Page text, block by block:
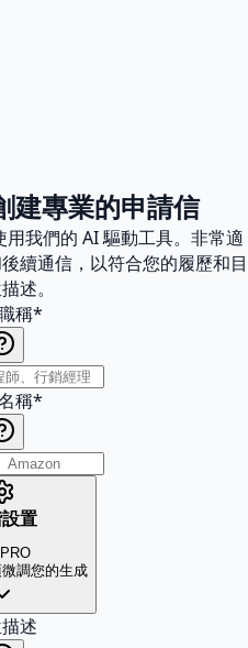
建專業的申請信
我們的 AI 驅動工具。非常適
續通信，以符合您的履歷和目
述。
稱*
稱*
置
PRO
調您的生成
述